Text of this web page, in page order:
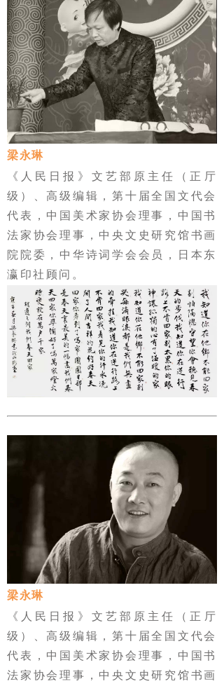
梁永琳
《人民日报》文艺部原主任（正厅
级）、高级编辑，第十届全国文代会
代表，中国美术家协会理事，中国书
法家协会理事，中央文史研究馆书画
院院委，中华诗词学会会员，日本东
瀛印社顾问。
梁永琳
《人民日报》文艺部原主任（正厅
级）、高级编辑，第十届全国文代会
代表，中国美术家协会理事，中国书
法家协会理事，中央文史研究馆书画